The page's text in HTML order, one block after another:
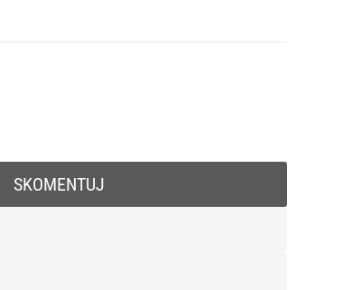
SKOMENTUJ